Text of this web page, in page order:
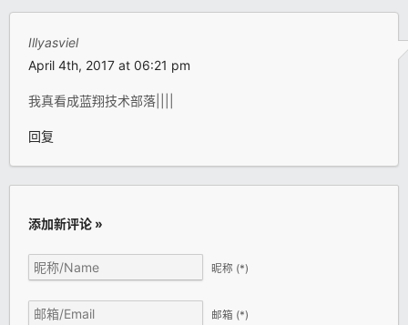
Illyasviel
April 4th, 2017 at 06:21 pm
我真看成蓝翔技术部落||||
回复
添加新评论 »
昵称 (*)
邮箱 (*)